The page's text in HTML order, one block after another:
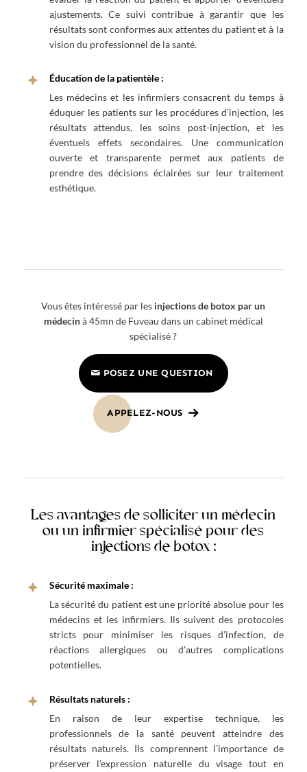
ajustements. Ce suivi contribue à garantir que les
résultats sont conformes aux attentes du patient et à la
vision du professionnel de la santé.
Éducation de la patientèle :
Les médecins et les infirmiers consacrent du temps à
éduquer les patients sur les procédures d’injection, les
résultats attendus, les soins post-injection, et les
éventuels effets secondaires. Une communication
ouverte et transparente permet aux patients de
prendre des décisions éclairées sur leur traitement
esthétique.
Vous êtes intéressé par les injections de botox par un
médecinà 45mn de Fuveau dans un cabinet médical
spécialisé ?
POSEZ UNE QUESTION
APPELEZ-NOUS
Les avantages de solliciter un médecin
ou un infirmier spécialisé pour des
injections de botox :
Sécurité maximale :
La sécurité du patient est une priorité absolue pour les
médecins et les infirmiers. Ils suivent des protocoles
stricts pour minimiser les risques d’infection, de
réactions allergiques ou d’autres complications
potentielles.
Résultats naturels :
En raison de leur expertise technique, les
professionnels de la santé peuvent atteindre des
résultats naturels. Ils comprennent l’importance de
préserver l’expression naturelle du visage tout en